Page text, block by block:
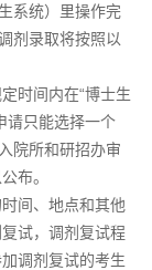
系统）里操作完
剂录取将按照以
时间内在“博士生
请只能选择一个
院所和研招办审
布。
间、地点和其他
试，调剂复试程
调剂复试的考生